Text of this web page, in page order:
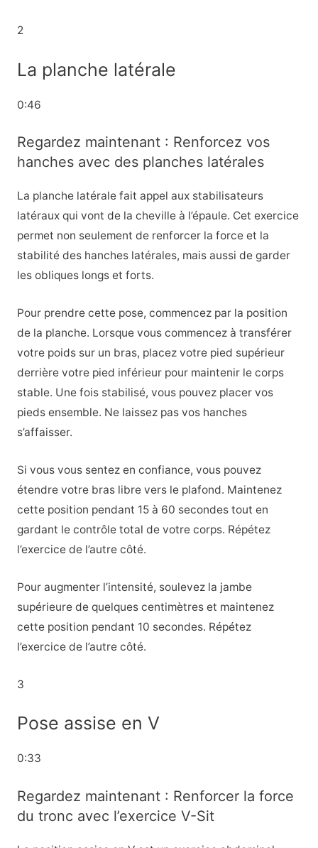
2
La planche latérale
0:46
Regardez maintenant : Renforcez vos
hanches avec des planches latérales
La planche latérale fait appel aux stabilisateurs
latéraux qui vont de la cheville à l’épaule. Cet exercice
permet non seulement de renforcer la force et la
stabilité des hanches latérales, mais aussi de garder
les obliques longs et forts.
Pour prendre cette pose, commencez par la position
de la planche. Lorsque vous commencez à transférer
votre poids sur un bras, placez votre pied supérieur
derrière votre pied inférieur pour maintenir le corps
stable. Une fois stabilisé, vous pouvez placer vos
pieds ensemble. Ne laissez pas vos hanches
s’affaisser.
Si vous vous sentez en confiance, vous pouvez
étendre votre bras libre vers le plafond. Maintenez
cette position pendant 15 à 60 secondes tout en
gardant le contrôle total de votre corps. Répétez
l’exercice de l’autre côté.
Pour augmenter l’intensité, soulevez la jambe
supérieure de quelques centimètres et maintenez
cette position pendant 10 secondes. Répétez
l’exercice de l’autre côté.
3
Pose assise en V
0:33
Regardez maintenant : Renforcer la force
du tronc avec l’exercice V-Sit